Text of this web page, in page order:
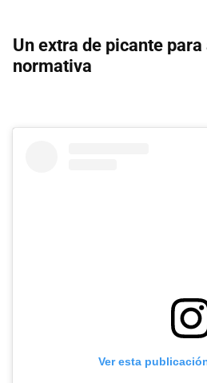
Un extra de picante
normativa
Ver esta